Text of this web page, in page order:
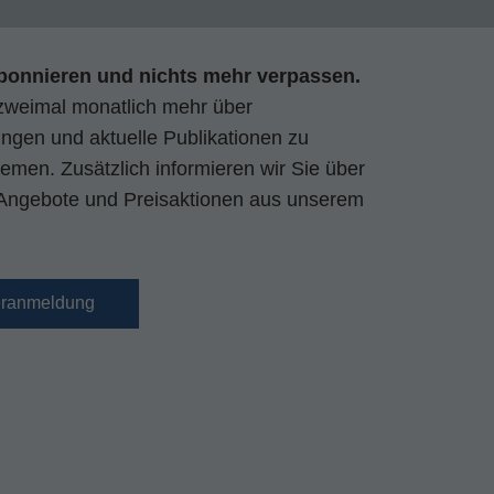
und nichts mehr verpassen.
monatlich mehr über
und aktuelle Publikationen zu
Zusätzlich informieren wir Sie über
und Preisaktionen aus unserem